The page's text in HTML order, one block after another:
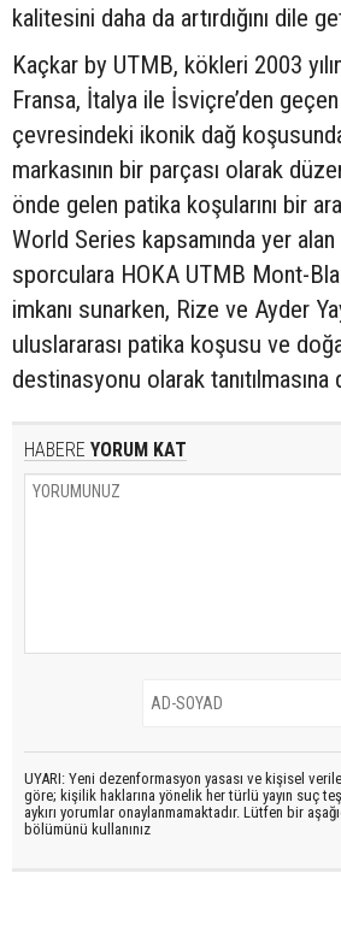
kalitesini daha da artırdığını dile
Kaçkar by UTMB, kökleri 2003
Fransa, İtalya ile İsviçre’den
çevresindeki ikonik dağ
markasının bir parçası olarak
önde gelen patika koşularını bir
World Series kapsamında yer
sporculara HOKA UTMB Mont-
imkanı sunarken, Rize ve Ayder
uluslararası patika koşusu ve
destinasyonu olarak tanıtılmasına
HABERE YORUM KAT
UYARI: Yeni dezenformasyon yasası ve kişisel
göre; kişilik haklarına yönelik her türlü yayın suç
aykırı yorumlar onaylanmamaktadır. Lütfen bir
bölümünü kullanınız